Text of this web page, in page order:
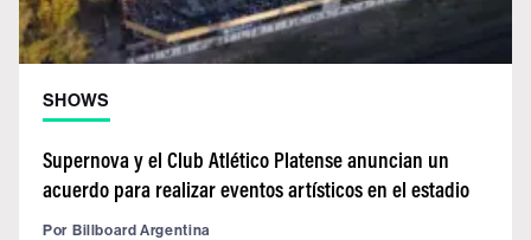
SHOWS
Supernova y el Club Atlético Platense anuncian un
acuerdo para realizar eventos artísticos en el estadio
Por Billboard Argentina